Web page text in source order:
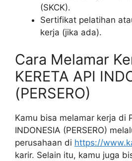
(SKCK).
Sertifikat pelatihan
kerja (jika ada).
Cara Melamar
KERETA API
(PERSERO)
Kamu bisa melamar kerja di
INDONESIA (PERSERO)
perusahaan di https://
karir. Selain itu, kamu juga